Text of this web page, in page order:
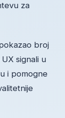
za
broj
signali u
i pomogne